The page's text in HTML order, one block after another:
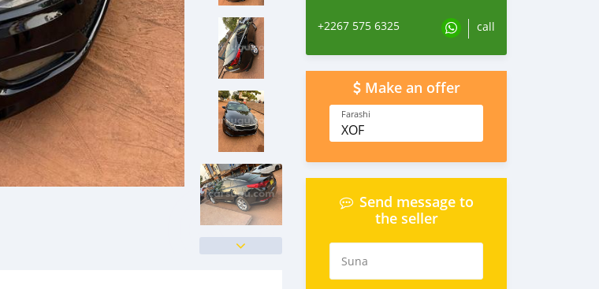
+2267 575 6325 call
Make an offer
Farashi
XOF
Send message to
the seller
Suna